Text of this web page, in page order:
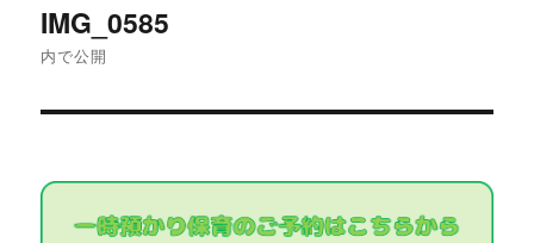
稿
ゲ
IMG_0585
内で公開